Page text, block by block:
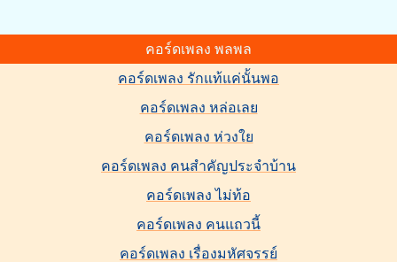
คอร์ดเพลง พลพล
คอร์ดเพลง รักแท้แค่นั้นพอ
คอร์ดเพลง หล่อเลย
คอร์ดเพลง ห่วงใย
คอร์ดเพลง คนสำคัญประจำบ้าน
คอร์ดเพลง ไม่ท้อ
คอร์ดเพลง คนแถวนี้
คอร์ดเพลง เรื่องมหัศจรรย์